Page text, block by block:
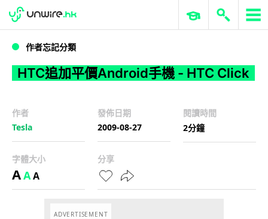
HTC追加平價Android手機 - HTC Click
WWDC 2026 ERP 與商業 AI
作者忘記分類
HTC追加平價Android手機 - HTC Click
作者
Tesla
發佈日期
2009-08-27
閱讀時間
2分鐘
字體大小
AAA
分享
ADVERTISEMENT